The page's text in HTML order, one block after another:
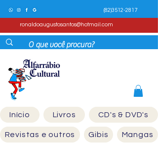
ronaldoaugustosantos@hotmail.com
Início Livros CD's & DVD's
Revistas e outros Gibis Mangas
(82)3512-2817